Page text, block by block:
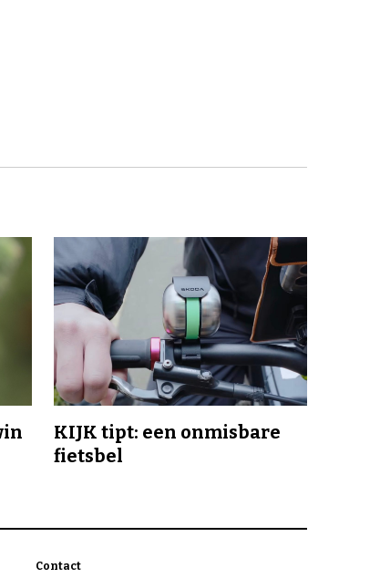
KIJK tipt: een onmisbare
fietsbel
Contact